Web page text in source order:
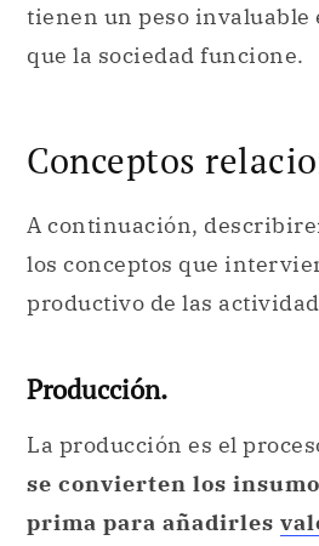
tienen un peso invaluable
que la sociedad funcione.
Conceptos
A continuación,
los conceptos que
productivo de las
Producción.
La producción es el
se convierten los
prima para añadirles